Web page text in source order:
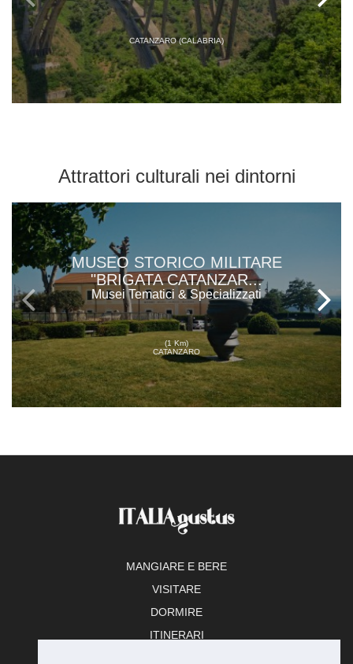
CATANZARO (CALABRIA)
Attrattori culturali nei dintorni
MUSEO STORICO MILITARE
"BRIGATA CATANZAR...
Musei Tematici & Specializzati
(1 Km)
CATANZARO
MANGIARE E BERE
VISITARE
DORMIRE
ITINERARI